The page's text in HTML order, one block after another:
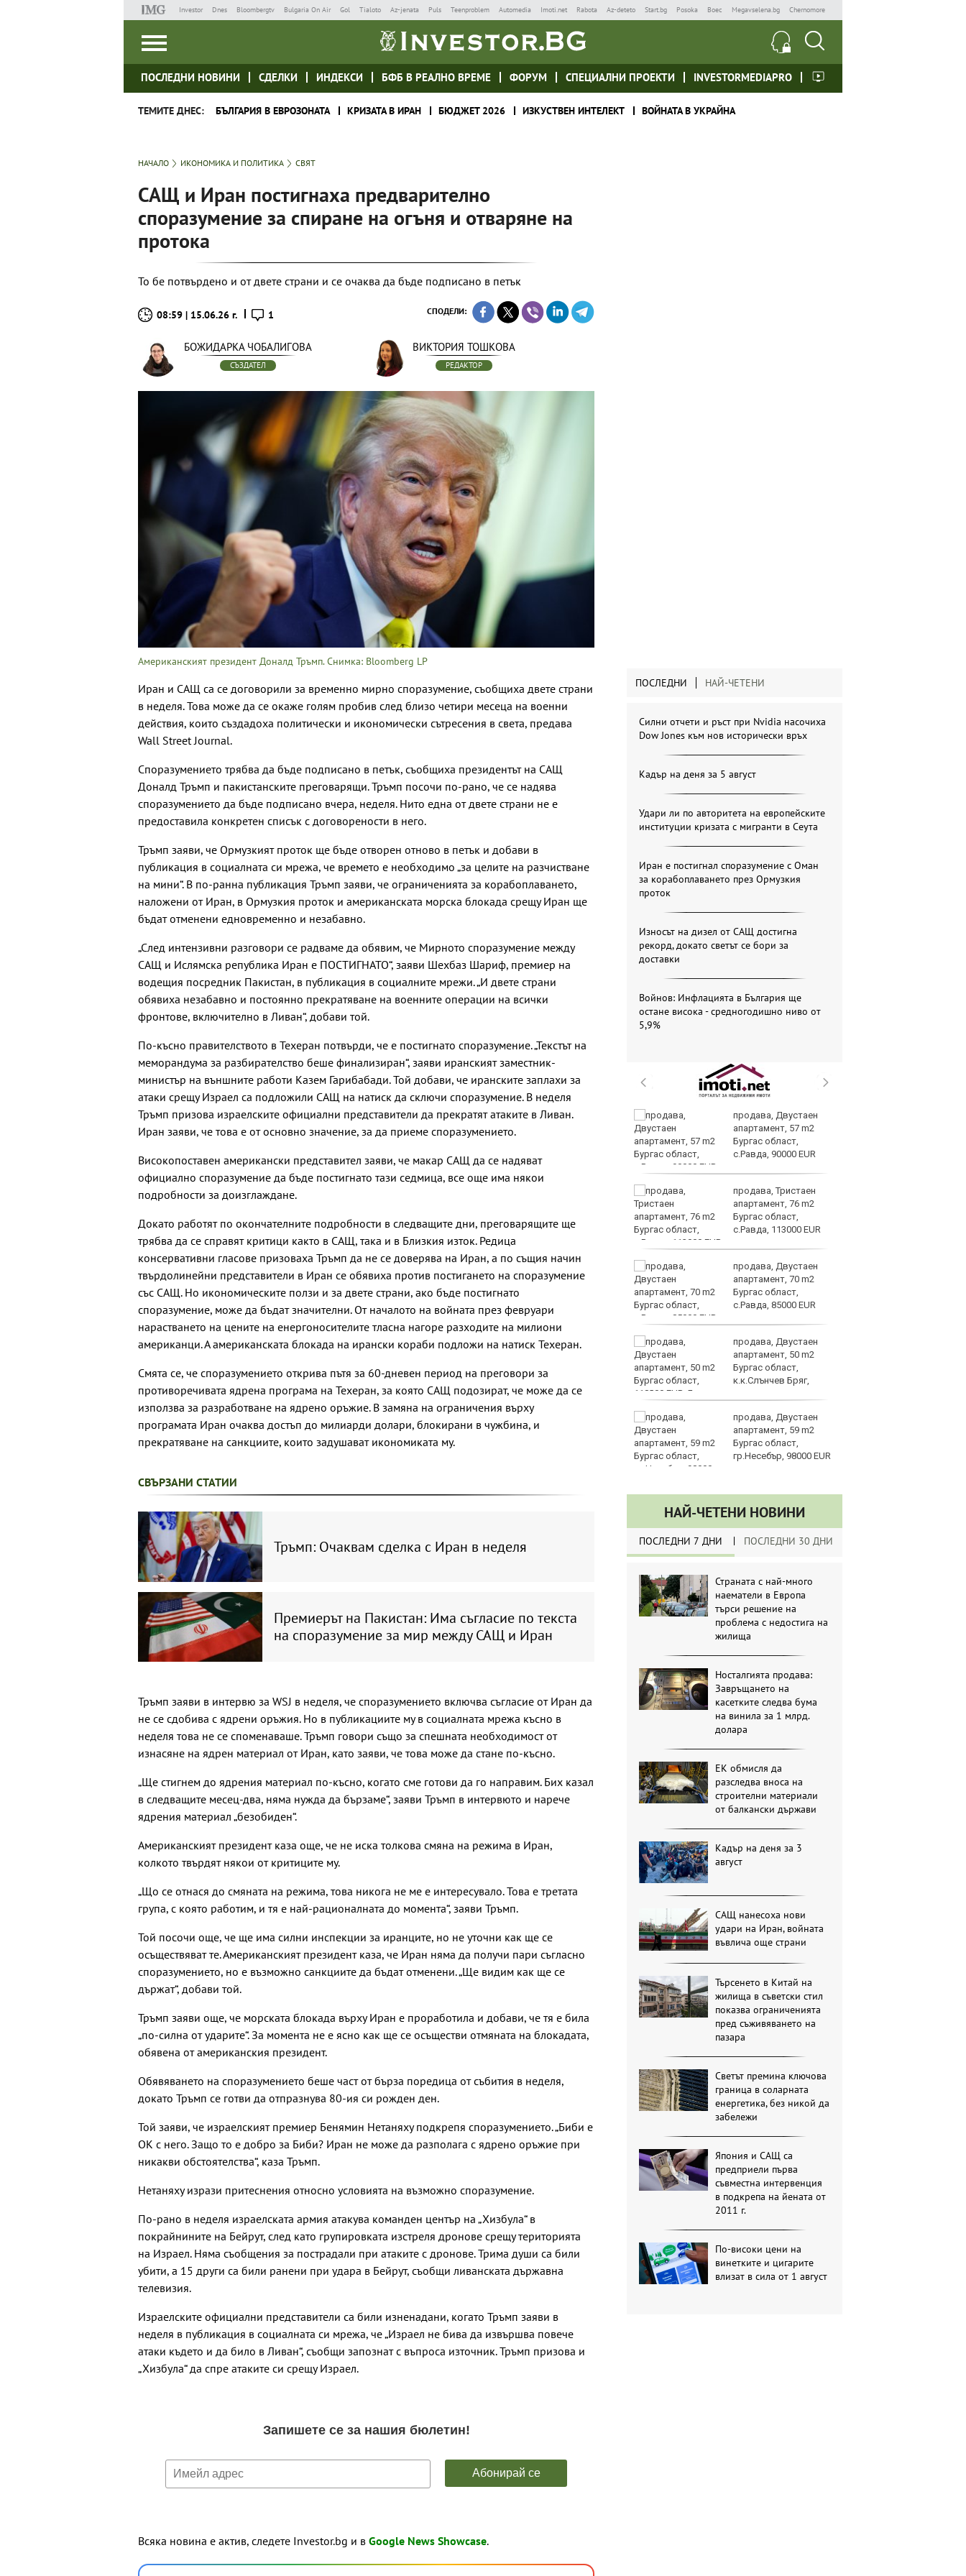
Investor Dnes Bloombergtv Bulgaria On Air Gol Tialoto Az-jenata Puls Teenproblem Automedia Imoti.net Rabota Az-deteto Start.bg Posoka Boec Megavselena.bg Chernomore
ПОСЛЕДНИ НОВИНИ СДЕЛКИ ИНДЕКСИ БФБ В РЕАЛНО ВРЕМЕ ФОРУМ СПЕЦИАЛНИ ПРОЕКТИ INVESTORMEDIAPRO
ТЕМИТЕ ДНЕС: БЪЛГАРИЯ В ЕВРОЗОНАТА КРИЗАТА В ИРАН БЮДЖЕТ 2026 ИЗКУСТВЕН ИНТЕЛЕКТ ВОЙНАТА В УКРАЙНА
НАЧАЛО ИКОНОМИКА И ПОЛИТИКА СВЯТ
САЩ и Иран постигнаха предварително
споразумение за спиране на огъня и отваряне на
протока
То бе потвърдено и от двете страни и се очаква да бъде подписано в петък
08:59 | 15.06.26 г. 1 СПОДЕЛИ:
БОЖИДАРКА ЧОБАЛИГОВА
СЪЗДАТЕЛ
ВИКТОРИЯ ТОШКОВА
РЕДАКТОР
Американският президент Доналд Тръмп. Снимка: Bloomberg LP
Иран и САЩ са се договорили за временно мирно споразумение, съобщиха двете страни
в неделя. Това може да се окаже голям пробив след близо четири месеца на военни
действия, които създадоха политически и икономически сътресения в света, предава
Wall Street Journal.
Споразумението трябва да бъде подписано в петък, съобщиха президентът на САЩ
Доналд Тръмп и пакистанските преговарящи. Тръмп посочи по-рано, че се надява
споразумението да бъде подписано вчера, неделя. Нито една от двете страни не е
предоставила конкретен списък с договорености в него.
Тръмп заяви, че Ормузкият проток ще бъде отворен отново в петък и добави в
публикация в социалната си мрежа, че времето е необходимо „за целите на разчистване
на мини“. В по-ранна публикация Тръмп заяви, че ограниченията за корабоплаването,
наложени от Иран, в Ормузкия проток и американската морска блокада срещу Иран ще
бъдат отменени едновременно и незабавно.
„След интензивни разговори се радваме да обявим, че Мирното споразумение между
САЩ и Ислямска република Иран е ПОСТИГНАТО“, заяви Шехбаз Шариф, премиер на
водещия посредник Пакистан, в публикация в социалните мрежи. „И двете страни
обявиха незабавно и постоянно прекратяване на военните операции на всички
фронтове, включително в Ливан“, добави той.
По-късно правителството в Техеран потвърди, че е постигнато споразумение. „Текстът на
меморандума за разбирателство беше финализиран“, заяви иранският заместник-
министър на външните работи Казем Гарибабади. Той добави, че иранските заплахи за
атаки срещу Израел са подложили САЩ на натиск да сключи споразумение. В неделя
Тръмп призова израелските официални представители да прекратят атаките в Ливан.
Иран заяви, че това е от основно значение, за да приеме споразумението.
Високопоставен американски представител заяви, че макар САЩ да се надяват
официално споразумение да бъде постигнато тази седмица, все още има някои
подробности за доизглаждане.
Докато работят по окончателните подробности в следващите дни, преговарящите ще
трябва да се справят критици както в САЩ, така и в Близкия изток. Редица
консервативни гласове призоваха Тръмп да не се доверява на Иран, а по същия начин
твърдолинейни представители в Иран се обявиха против постигането на споразумение
със САЩ. Но икономическите ползи и за двете страни, ако бъде постигнато
споразумение, може да бъдат значителни. От началото на войната през февруари
нарастването на цените на енергоносителите тласна нагоре разходите на милиони
американци. А американската блокада на ирански кораби подложи на натиск Техеран.
Смята се, че споразумението открива пътя за 60-дневен период на преговори за
противоречивата ядрена програма на Техеран, за която САЩ подозират, че може да се
използва за разработване на ядрено оръжие. В замяна на ограничения върху
програмата Иран очаква достъп до милиарди долари, блокирани в чужбина, и
прекратяване на санкциите, които задушават икономиката му.
СВЪРЗАНИ СТАТИИ
Тръмп: Очаквам сделка с Иран в неделя
Премиерът на Пакистан: Има съгласие по текста
на споразумение за мир между САЩ и Иран
Тръмп заяви в интервю за WSJ в неделя, че споразумението включва съгласие от Иран да
не се сдобива с ядрени оръжия. Но в публикациите му в социалната мрежа късно в
неделя това не се споменаваше. Тръмп говори също за спешната необходимост от
изнасяне на ядрен материал от Иран, като заяви, че това може да стане по-късно.
„Ще стигнем до ядрения материал по-късно, когато сме готови да го направим. Бих казал
в следващите месец-два, няма нужда да бързаме“, заяви Тръмп в интервюто и нарече
ядрения материал „безобиден“.
Американският президент каза още, че не иска толкова смяна на режима в Иран,
колкото твърдят някои от критиците му.
„Що се отнася до смяната на режима, това никога не ме е интересувало. Това е третата
група, с която работим, и тя е най-рационалната до момента“, заяви Тръмп.
Той посочи още, че ще има силни инспекции за иранците, но не уточни как ще се
осъществяват те. Американският президент каза, че Иран няма да получи пари съгласно
споразумението, но е възможно санкциите да бъдат отменени. „Ще видим как ще се
държат“, добави той.
Тръмп заяви още, че морската блокада върху Иран е проработила и добави, че тя е била
„по-силна от ударите“. За момента не е ясно как ще се осъществи отмяната на блокадата,
обявена от американския президент.
Обявяването на споразумението беше част от бърза поредица от събития в неделя,
докато Тръмп се готви да отпразнува 80-ия си рожден ден.
Той заяви, че израелският премиер Бенямин Нетаняху подкрепя споразумението. „Биби е
ОК с него. Защо то е добро за Биби? Иран не може да разполага с ядрено оръжие при
никакви обстоятелства“, каза Тръмп.
Нетаняху изрази притеснения относно условията на възможно споразумение.
По-рано в неделя израелската армия атакува команден център на „Хизбула“ в
покрайнините на Бейрут, след като групировката изстреля дронове срещу територията
на Израел. Няма съобщения за пострадали при атаките с дронове. Трима души са били
убити, а 15 други са били ранени при удара в Бейрут, съобщи ливанската държавна
телевизия.
Израелските официални представители са били изненадани, когато Тръмп заяви в
неделя в публикация в социалната си мрежа, че „Израел не бива да извършва повече
атаки където и да било в Ливан“, съобщи запознат с въпроса източник. Тръмп призова и
„Хизбула“ да спре атаките си срещу Израел.
Всяка новина е актив, следете Investor.bg и в Google News Showcase.
ПОСЛЕДНИ НАЙ-ЧЕТЕНИ
Силни отчети и ръст при Nvidia насочиха
Dow Jones към нов исторически връх
Кадър на деня за 5 август
Удари ли по авторитета на европейските
институции кризата с мигранти в Сеута
Иран е постигнал споразумение с Оман
за корабоплаването през Ормузкия
проток
Износът на дизел от САЩ достигна
рекорд, докато светът се бори за
доставки
Войнов: Инфлацията в България ще
остане висока - средногодишно ниво от
5,9%
Убитият мъж на
Младежкия хълм в
Това са последните
дни, в които цените ще
се изписват в лева и в
Хванаха за ден 29
Три главни дирекции
поемат дейностите на
продава, Двустаен
апартамент, 57 m2
Бургас област,
с.Равда, 90000 EUR
продава, Тристаен
апартамент, 76 m2
Бургас област,
с.Равда, 113000 EUR
продава, Двустаен
апартамент, 70 m2
Бургас област,
с.Равда, 85000 EUR
продава, Двустаен
апартамент, 50 m2
Бургас област,
к.к.Слънчев Бряг,
118000 EUR
продава, Двустаен
апартамент, 59 m2
Бургас област,
гр.Несебър, 98000 EUR
НАЙ-ЧЕТЕНИ НОВИНИ
ПОСЛЕДНИ 7 ДНИ ПОСЛЕДНИ 30 ДНИ
Страната с най-много
наематели в Европа
търси решение на
проблема с недостига на
жилища
Носталгията продава:
Завръщането на
касетките следва бума
на винила за 1 млрд.
долара
ЕК обмисля да
разследва вноса на
строителни материали
от балкански държави
Кадър на деня за 3
август
САЩ нанесоха нови
удари на Иран, войната
въвлича още страни
Търсенето в Китай на
жилища в съветски стил
показва ограниченията
пред съживяването на
пазара
Светът премина ключова
граница в соларната
енергетика, без никой да
забележи
Япония и САЩ са
предприели първа
съвместна интервенция
в подкрепа на йената от
2011 г.
По-високи цени на
винетките и цигарите
влизат в сила от 1 август